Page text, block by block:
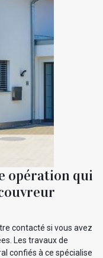
opération qui
contacté si vous avez
Les travaux de
confiés à ce spécialise